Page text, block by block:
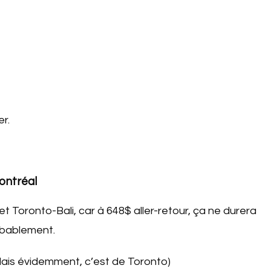
Toronto-Bali, car à 648$ aller-retour, ça ne durera
évidemment, c’est de Toronto)